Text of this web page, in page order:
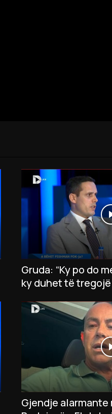
Gruda: “Ky po do
ky duhet të tregojë
Gjendje